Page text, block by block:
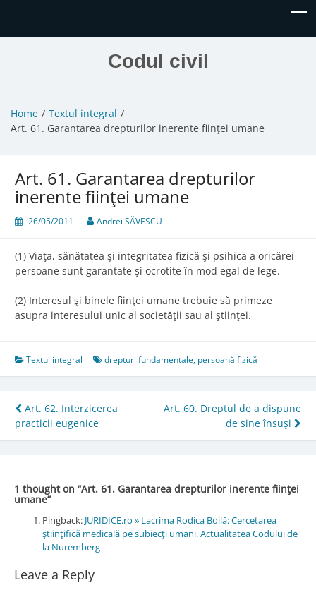
Codul civil
Home
Textul integral
Art. 61. Garantarea drepturilor inerente fiinţei umane
Art. 61. Garantarea drepturilor
inerente fiinţei umane
26/05/2011 Andrei SĂVESCU
(1) Viaţa, sănătatea şi integritatea fizică şi psihică a oricărei
persoane sunt garantate şi ocrotite în mod egal de lege.
(2) Interesul şi binele fiinţei umane trebuie să primeze
asupra interesului unic al societăţii sau al ştiinţei.
Textul integral drepturi fundamentale, persoană fizică
Post
navigation
Art. 62. Interzicerea
practicii eugenice
Art. 60. Dreptul de a dispune
de sine însuşi
1 thought on “Art. 61. Garantarea drepturilor inerente fiinţei
umane”
Pingback: JURIDICE.ro » Lacrima Rodica Boilă: Cercetarea
ştiinţifică medicală pe subiecţi umani. Actualitatea Codului de
la Nuremberg
Leave a Reply